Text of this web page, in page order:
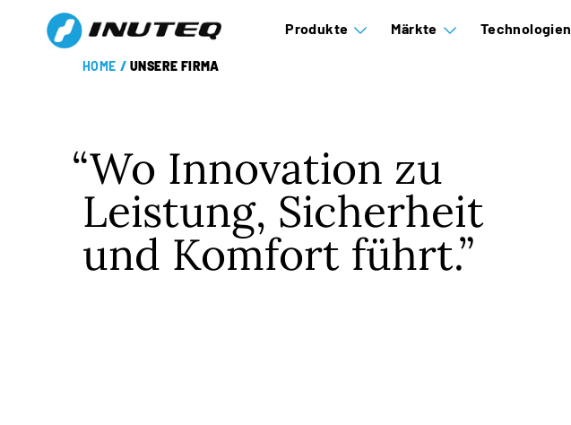
Produkte Märkte Technologien
HOME / UNSERE FIRMA
Wo Innovation zu
Leistung, Sicherheit
und Komfort führt.